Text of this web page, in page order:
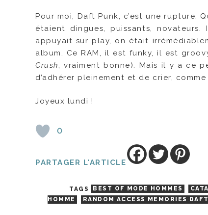
Pour moi, Daft Punk, c’est une rupture.
étaient dingues, puissants,
appuyait sur play, on était
album. Ce RAM, il est funky, il est
Crush, vraiment bonne). Mais il y a ce
d’adhérer pleinement et de crier,
Joyeux lundi !
0
PARTAGER L'ARTICLE
TAGS BEST OF MODE HOMMES
HOMME
RANDOM ACCESS MEMORIES